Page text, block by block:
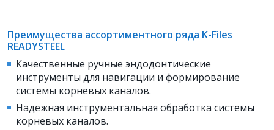
Преимущества ассортиментного ряда K-Files
READYSTEEL
Качественные ручные эндодонтические
инструменты для навигации и формирование
системы корневых каналов.
Надежная инструментальная обработка системы
корневых каналов.